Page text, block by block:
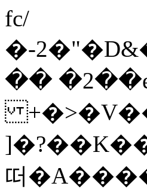
fc/
�-
��
]�?��K��
떠